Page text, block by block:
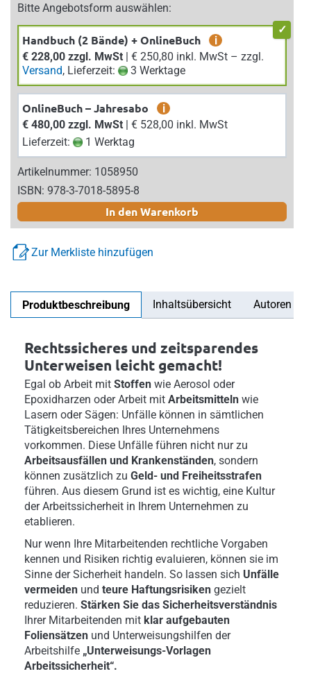
Bitte Angebotsform auswählen:
Handbuch (2 Bände) + OnlineBuch
i
€ 228,00 zzgl. MwSt
| € 250,80 inkl. MwSt – zzgl.
Versand, Lieferzeit: 3 Werktage
OnlineBuch – Jahresabo
i
€ 480,00 zzgl. MwSt
| € 528,00 inkl. MwSt
Lieferzeit:
1 Werktag
Artikelnummer: 1058950
ISBN: 978-3-7018-5895-8
In den Warenkorb
Zur Merkliste hinzufügen
Produktbeschreibung Inhaltsübersicht Autoren
Rechtssicheres und zeitsparendes
Unterweisen leicht gemacht!
Egal ob Arbeit mit Stoffen wie Aerosol oder
Epoxidharzen oder Arbeit mit Arbeitsmitteln wie
Lasern oder Sägen: Unfälle können in sämtlichen
Tätigkeitsbereichen Ihres Unternehmens
vorkommen. Diese Unfälle führen nicht nur zu
Arbeitsausfällen und Krankenständen, sondern
können zusätzlich zu Geld- und Freiheitsstrafen
führen. Aus diesem Grund ist es wichtig, eine Kultur
der Arbeitssicherheit in Ihrem Unternehmen zu
etablieren.
Nur wenn Ihre Mitarbeitenden rechtliche Vorgaben
kennen und Risiken richtig evaluieren, können sie im
Sinne der Sicherheit handeln. So lassen sich Unfälle
vermeiden und teure Haftungsrisiken gezielt
reduzieren. Stärken Sie das Sicherheitsverständnis
Ihrer Mitarbeitenden mit klar aufgebauten
Foliensätzen und Unterweisungshilfen der
Arbeitshilfe „Unterweisungs-Vorlagen
Arbeitssicherheit“.